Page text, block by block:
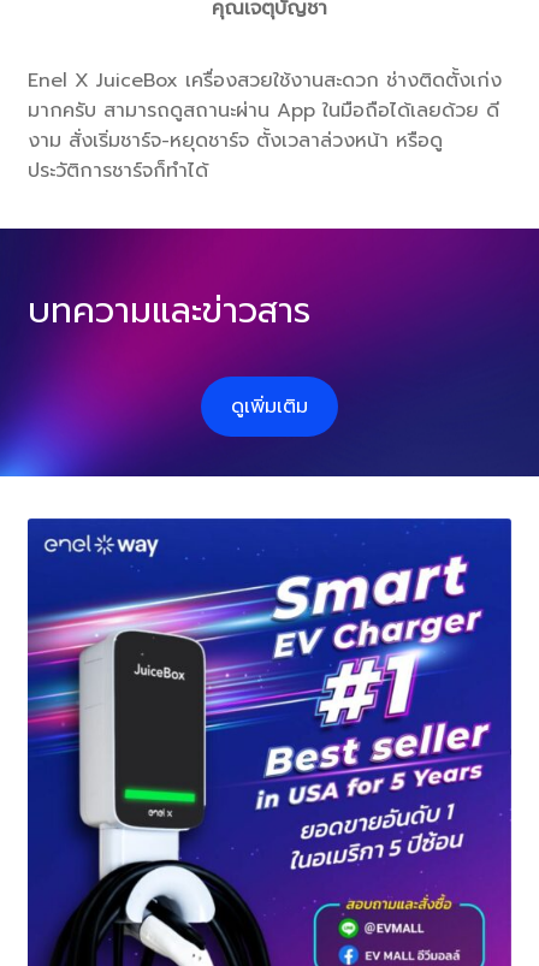
คุณเจตุบัญชา
Enel X JuiceBox เครื่องสวยใช้งานสะดวก ช่างติดตั้งเก่ง
มากครับ สามารถดูสถานะผ่าน App ในมือถือได้เลยด้วย ดี
งาม สั่งเริ่มชาร์จ-หยุดชาร์จ ตั้งเวลาล่วงหน้า หรือดู
ประวัติการชาร์จก็ทำได้
บทความและข่าวสาร
ดูเพิ่มเติม